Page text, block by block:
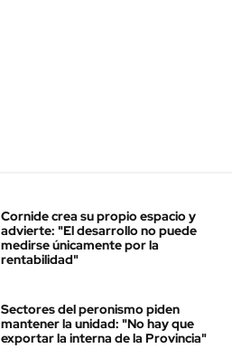
Cornide crea su propio espacio y
advierte: "El desarrollo no puede
medirse únicamente por la
rentabilidad"
Sectores del peronismo piden
mantener la unidad: "No hay que
exportar la interna de la Provincia"